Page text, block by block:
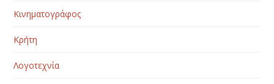
Κινηματογράφος
Κρήτη
Λογοτεχνία